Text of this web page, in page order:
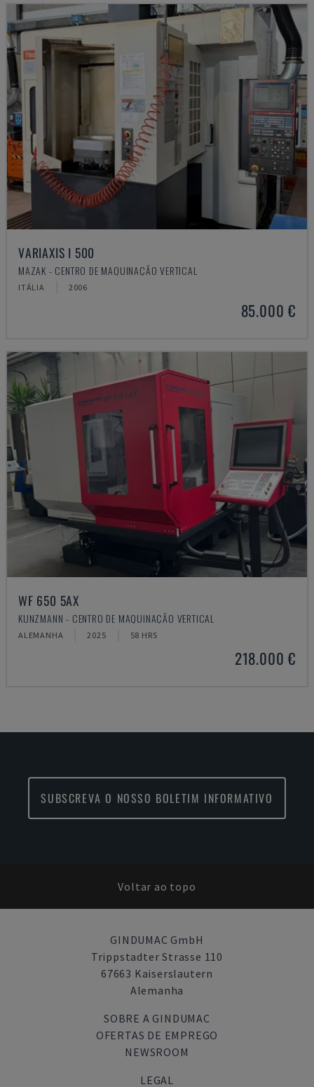
VARIAXIS I 500
MAZAK - CENTRO DE MAQUINAÇÃO VERTICAL
ITÁLIA 2006
85.000 €
WF 650 5AX
KUNZMANN - CENTRO DE MAQUINAÇÃO VERTICAL
ALEMANHA 2025 58 HRS
218.000 €
SUBSCREVA O NOSSO BOLETIM INFORMATIVO
Voltar ao topo
GINDUMAC GmbH
Trippstadter Strasse 110
67663 Kaiserslautern
Alemanha
SOBRE A GINDUMAC
OFERTAS DE EMPREGO
NEWSROOM
LEGAL